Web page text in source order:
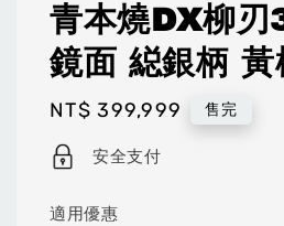
青本燒DX柳
鏡面 縂銀柄
Regular
price
NT$ 399,999 售完
安全支付
適用優惠